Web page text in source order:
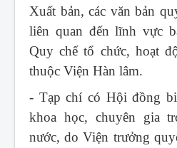
Xuất bản, các văn bản
liên quan đến lĩnh vực
Quy chế tổ chức, hoạt
thuộc Viện Hàn lâm.
- Tạp chí có Hội đồng
khoa học, chuyên gia
nước, do Viện trưởng